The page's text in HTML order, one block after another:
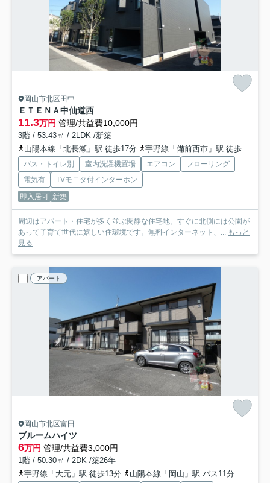
岡山市北区田中
ＥＴＥＮＡ中仙道西
11.3万円 管理/共益費10,000円
3階 / 53.43㎡ / 2LDK /新築
山陽本線「北長瀬」駅 徒歩17分
宇野線「備前西市」駅 徒歩36分
バス・トイレ別 室内洗濯機置場 エアコン
フローリング
電気有
TVモニタ付インターホン
即入居可 新築
周辺はアパート・住宅が多く並ぶ閑静な住宅地。すぐに北側には公園が
あって子育て世代に嬉しい住環境です。無料インターネット、...
もっと
見る
アパート
岡山市北区富田
ブルームハイツ
6万円 管理/共益費3,000円
1階 / 50.30㎡ / 2DK /築26年
宇野線「大元」駅 徒歩13分
山陽本線「岡山」駅 バス11分 バス「富田」 停歩2分